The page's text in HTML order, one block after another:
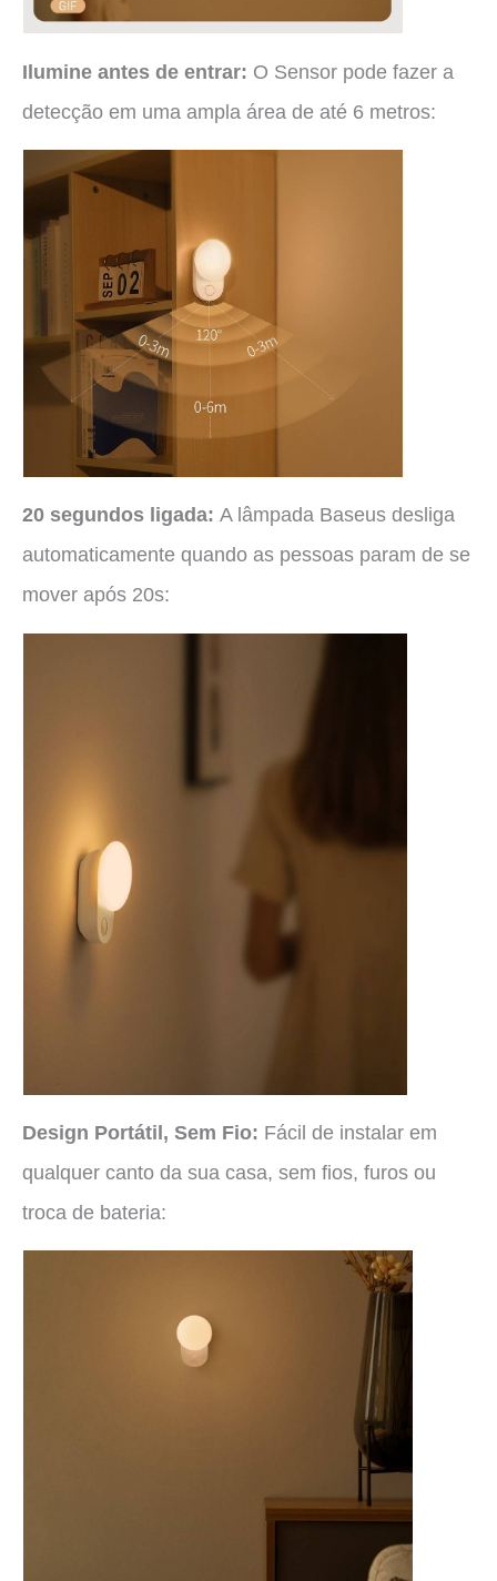
Ilumine antes de entrar: O Sensor pode fazer a
detecção em uma ampla área de até 6 metros:
20 segundos ligada: A lâmpada Baseus desliga
automaticamente quando as pessoas param de se
mover após 20s:
Design Portátil, Sem Fio: Fácil de instalar em
qualquer canto da sua casa, sem fios, furos ou
troca de bateria: